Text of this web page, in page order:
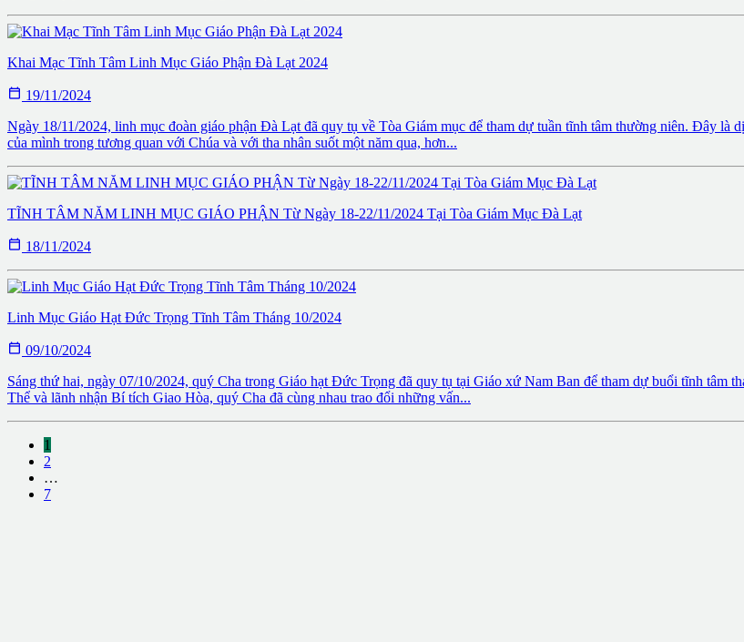
Khai Mạc Tĩnh Tâm Linh Mục Giáo Phận Đà Lạt 2024
 19/11/2024
Ngày 18/11/2024, linh mục đoàn giáo phận Đà Lạt đã quy tụ về Tòa Giám mục để tham dự tuần tĩnh tâm thường niên. Đây là
của mình trong tương quan với Chúa và với tha nhân suốt một năm qua, hơn...
TĨNH TÂM NĂM LINH MỤC GIÁO PHẬN Từ Ngày 18-22/11/2024 Tại Tòa Giám Mục Đà Lạt
 18/11/2024
Linh Mục Giáo Hạt Đức Trọng Tĩnh Tâm Tháng 10/2024
 09/10/2024
Sáng thứ hai, ngày 07/10/2024, quý Cha trong Giáo hạt Đức Trọng đã quy tụ tại Giáo xứ Nam Ban để tham dự buổi tĩnh tâm
Thể và lãnh nhận Bí tích Giao Hòa, quý Cha đã cùng nhau trao đổi những vấn...
1
2
…
7